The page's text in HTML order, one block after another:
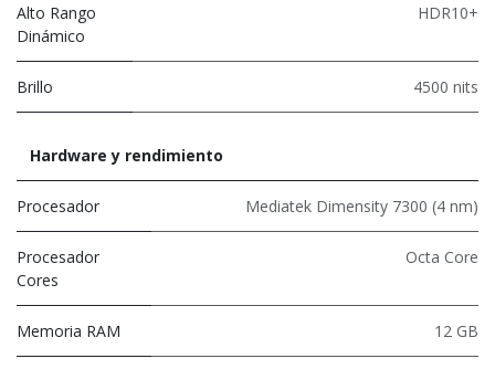
Alto Rango
Dinámico
HDR10+
Brillo 4500 nits
Hardware y rendimiento
Procesador Mediatek Dimensity 7300 (4 nm)
Procesador
Cores
Octa Core
Memoria RAM 12 GB